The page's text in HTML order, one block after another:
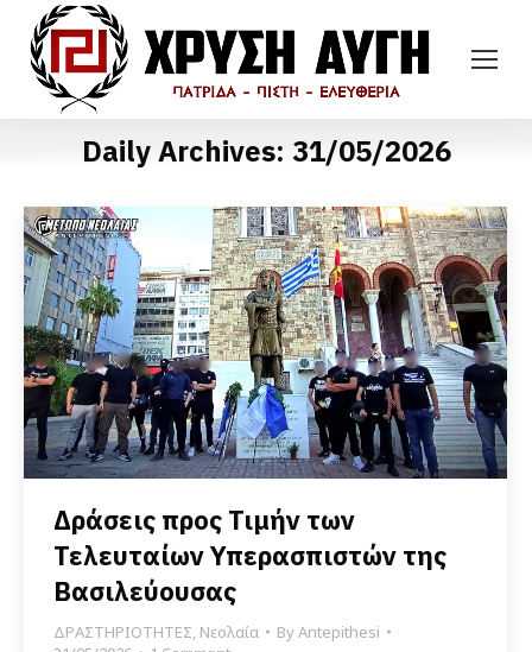
Daily Archives: 31/05/2026
Δράσεις προς Τιμήν των
Τελευταίων Υπερασπιστών της
Βασιλεύουσας
ΔΡΑΣΤΗΡΙΟΤΗΤΕΣ, Νεολαία ByAntepithesi